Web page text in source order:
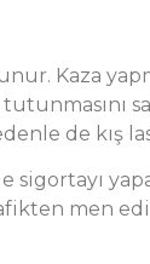
Kaza
de kış
sigortayı
men